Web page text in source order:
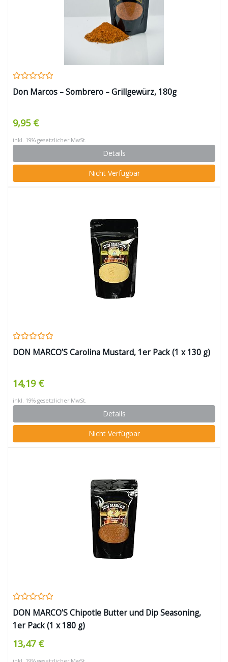
Don Marcos – Sombrero – Grillgewürz, 180g
9,95 €
inkl. 19% gesetzlicher MwSt.
Details
Nicht Verfügbar
DON MARCO’S Carolina Mustard, 1er Pack (1 x 130 g)
14,19 €
inkl. 19% gesetzlicher MwSt.
Details
Nicht Verfügbar
DON MARCO’S Chipotle Butter und Dip Seasoning,
1er Pack (1 x 180 g)
13,47 €